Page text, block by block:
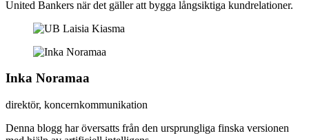
United Bankers när det gäller att bygga långsiktiga kundrelationer.
Inka Noramaa
direktör, koncernkommunikation
Denna blogg har översatts från den ursprungliga finska versionen